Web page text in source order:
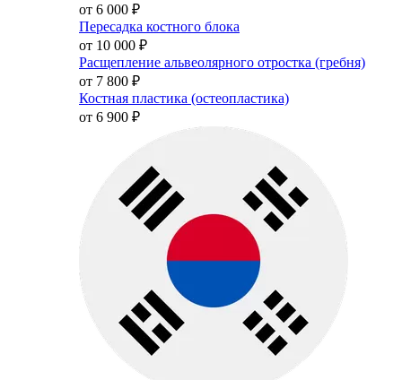
от 6 000 ₽
Пересадка костного блока
от 10 000 ₽
Расщепление альвеолярного отростка (гребня)
от 7 800 ₽
Костная пластика (остеопластика)
от 6 900 ₽